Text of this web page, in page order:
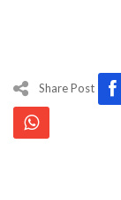
Share Post